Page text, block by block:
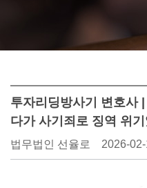
투자리딩방사기 변호사
다가 사기죄로 징역 위
법무법인 선율로 2026-